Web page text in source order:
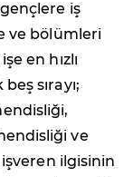
iş
ve bölümleri
en hızlı
sırayı;
ve
ilgisinin